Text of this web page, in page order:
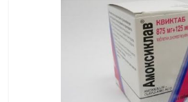
Вікторія Короткова, біографія,
У Санкт-Петербурзі презентували
круїзний теплохід-щуку
8 собак з дивовижними здібностями
У Лондоні працює ліфт, стіни якого